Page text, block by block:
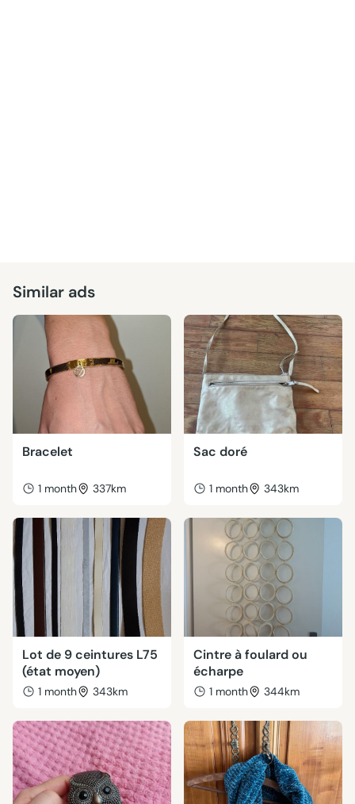
Similar ads
Bracelet
1 month 337km
Sac doré
1 month 343km
Lot de 9 ceintures L75
(état moyen)
1 month 343km
Cintre à foulard ou
écharpe
1 month 344km